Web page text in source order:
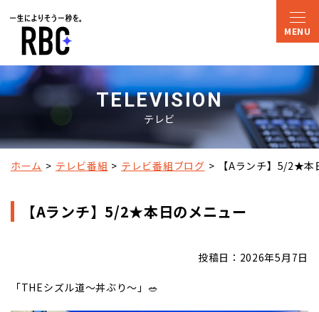
TELEVISION
テレビ
ホーム テレビ番組 テレビ番組ブログ 【Aランチ】5/2★本
【Aランチ】5/2★本日のメニュー
投稿日：2026年5月7日
「THEシズル道～丼ぶり～ 」 🥗